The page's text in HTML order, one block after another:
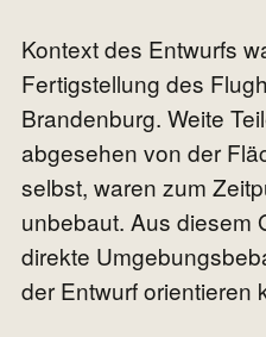
Kontext des Entwurfs
Fertigstellung des
Brandenburg. Weite
abgesehen von der
selbst, waren zum
unbebaut. Aus diesem
direkte
der Entwurf orientieren